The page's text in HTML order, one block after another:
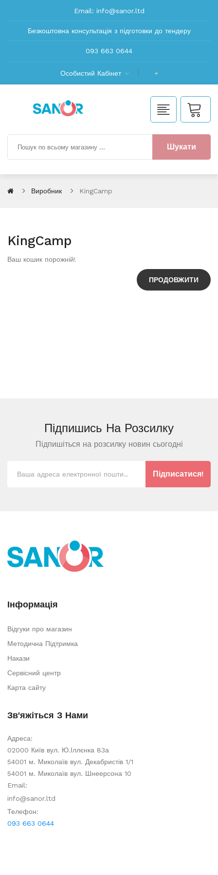
Email: info@sanor.ltd
Безкоштовна консультація з підготовки до тендеру
093 663 0644
Особистий Кабінет
Шукати
Виробник KingCamp
KingCamp
Ваш кошик порожній!
ПРОДОВЖИТИ
Підпишись На Розсилку
Підпишіться на розсилку новин сьогодні
Підписатися!
Інформація
Відгуки про магазин
Методична Підтримка
Накази
Сервісний центр
Карта сайту
Зв'яжіться З Нами
Адреса:
02000 Київ вул. Ю.Іллєнка 83а
54001 м. Миколаїв вул. Декабристів 1/1
54001 м. Миколаїв вул. Шнеерсона 10
Email:
info@sanor.ltd
Телефон:
093 663 0644